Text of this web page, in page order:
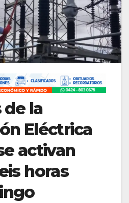
de la
Eléctrica
activan
horas